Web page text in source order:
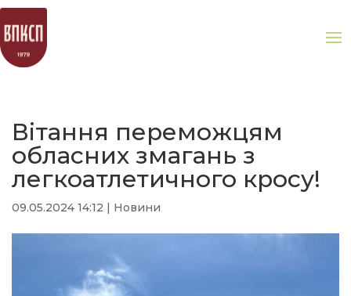
Вітання переможцям
обласних змагань з
легкоатлетичного кросу!
09.05.2024 14:12 Новини